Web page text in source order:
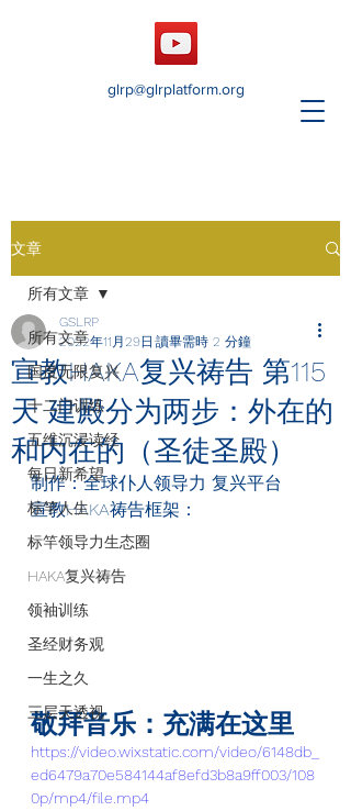
glrp@glrplatform.org
文章
所有文章
国度无限复兴
十二门训练
五维沉浸读经
每日新希望
标竿人生
标竿领导力生态圈
HAKA复兴祷告
领袖训练
圣经财务观
一生之久
三层天透视
所有文章
宣教HAKA复兴祷告 第115
天 建殿分为两步：外在的
和内在的（圣徒圣殿）
GSLRP
2022年11月29日 讀畢需時 2 分鐘
制作：全球仆人领导力 复兴平台
宣教HAKA祷告框架：
敬拜音乐：充满在这里
https://video.wixstatic.com/video/6148db_
ed6479a70e584144af8efd3b8a9ff003/108
0p/mp4/file.mp4